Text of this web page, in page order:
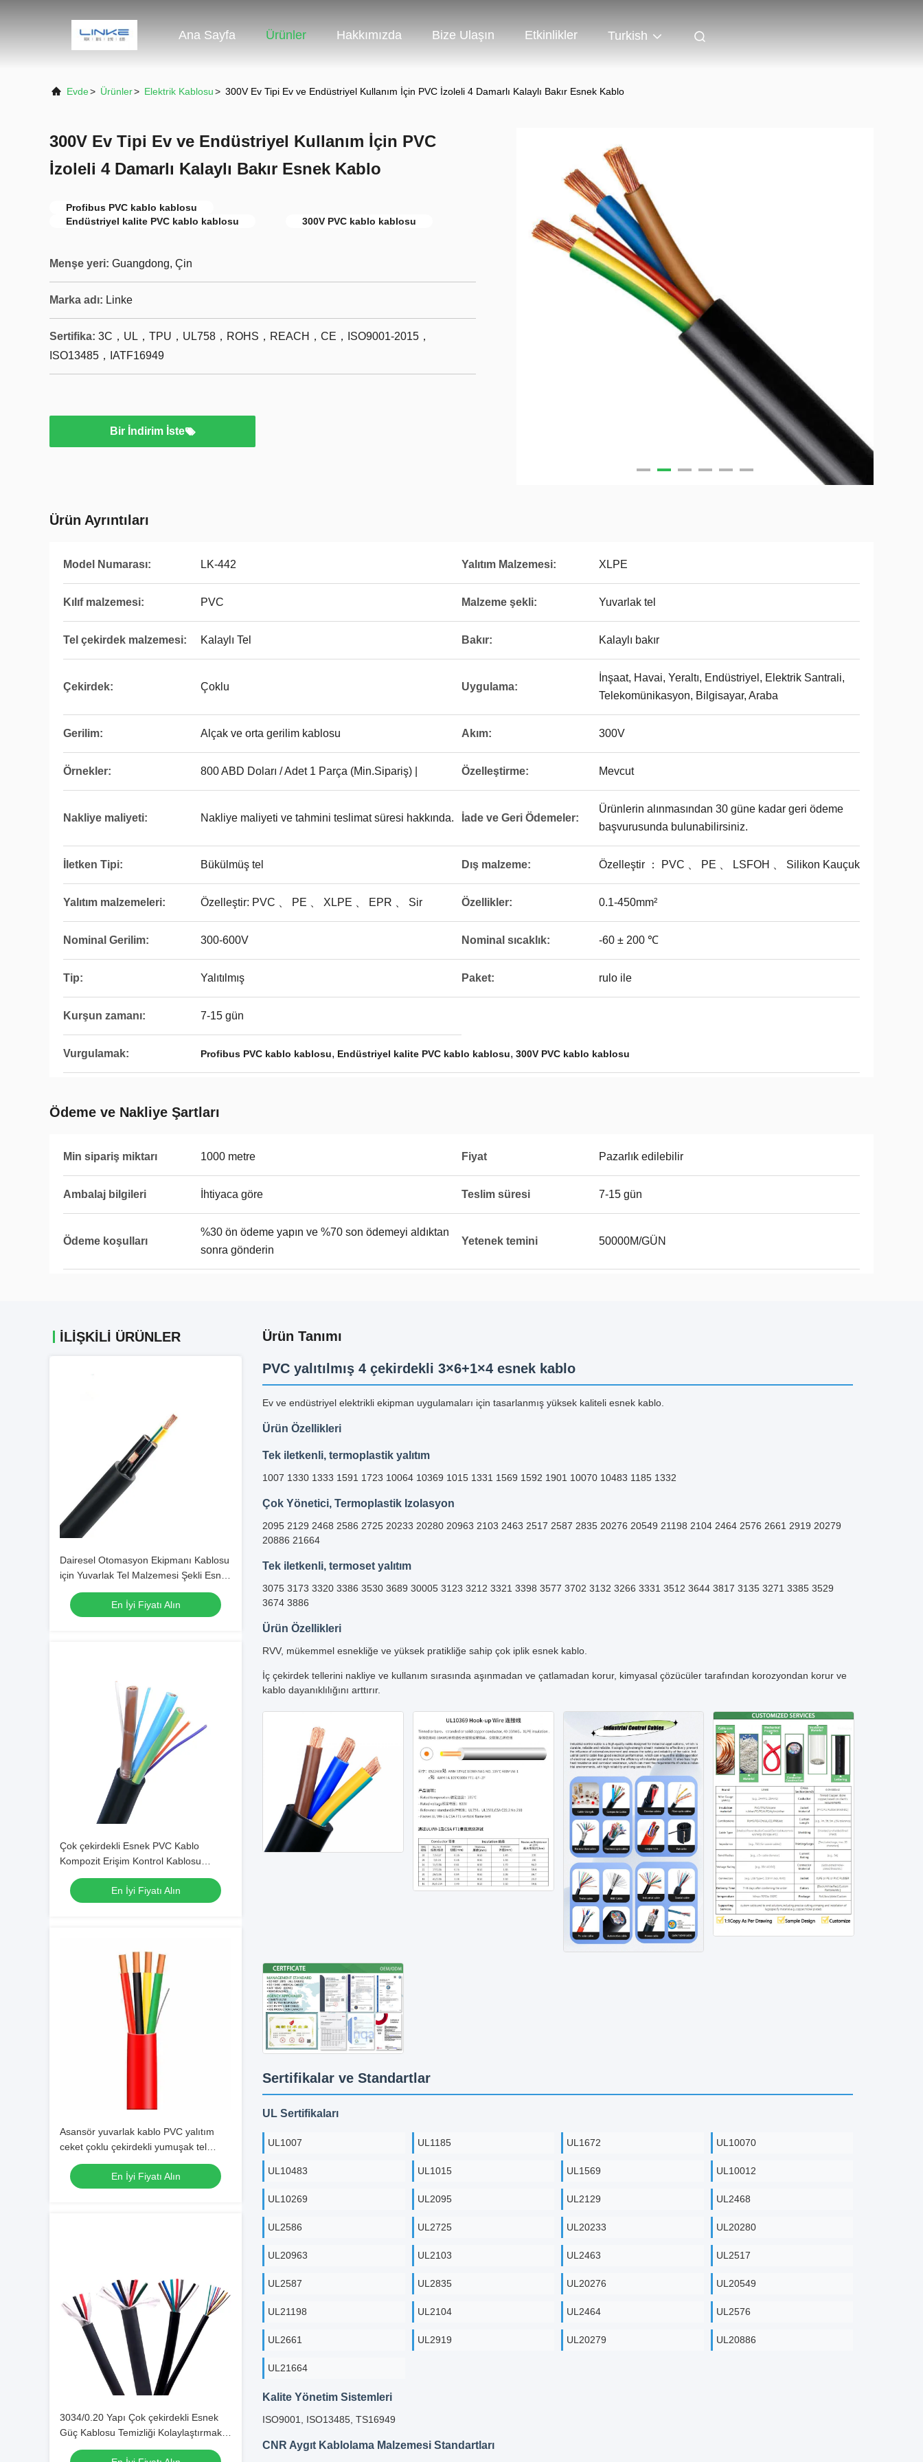
Ana Sayfa Ürünler Hakkımızda Bize Ulaşın Etkinlikler Turkish
Evde> Ürünler> Elektrik Kablosu> 300V Ev Tipi Ev ve Endüstriyel Kullanım İçin PVC İzoleli 4 Damarlı Kalaylı Bakır Esnek Kablo
300V Ev Tipi Ev ve Endüstriyel Kullanım İçin PVC
İzoleli 4 Damarlı Kalaylı Bakır Esnek Kablo
Profibus PVC kablo kablosu
Endüstriyel kalite PVC kablo kablosu
300V PVC kablo kablosu
Menşe yeri: Guangdong, Çin
Marka adı: Linke
Sertifika: 3C，UL，TPU，UL758，ROHS，REACH，CE，ISO9001-2015，
ISO13485，IATF16949
Bir İndirim İste
Ürün Ayrıntıları
Model Numarası: LK-442 Yalıtım Malzemesi: XLPE
Kılıf malzemesi: PVC Malzeme şekli: Yuvarlak tel
Tel çekirdek malzemesi: Kalaylı Tel Bakır: Kalaylı bakır
Çekirdek: Çoklu Uygulama:
İnşaat, Havai, Yeraltı, Endüstriyel, Elektrik Santrali,
Telekomünikasyon, Bilgisayar, Araba
Gerilim: Alçak ve orta gerilim kablosu Akım: 300V
Örnekler: 800 ABD Doları / Adet 1 Parça (Min.Sipariş) | Özelleştirme: Mevcut
Nakliye maliyeti: Nakliye maliyeti ve tahmini teslimat süresi hakkında. İade ve Geri Ödemeler:
Ürünlerin alınmasından 30 güne kadar geri ödeme
başvurusunda bulunabilirsiniz.
İletken Tipi: Bükülmüş tel Dış malzeme: Özelleştir ： PVC 、 PE 、 LSFOH 、 Silikon Kauçuk
Yalıtım malzemeleri: Özelleştir: PVC 、 PE 、 XLPE 、 EPR 、 Sir Özellikler: 0.1-450mm²
Nominal Gerilim: 300-600V Nominal sıcaklık: -60 ± 200 ℃
Tip: Yalıtılmış Paket: rulo ile
Kurşun zamanı: 7-15 gün
Vurgulamak: Profibus PVC kablo kablosu, Endüstriyel kalite PVC kablo kablosu, 300V PVC kablo kablosu
Ödeme ve Nakliye Şartları
Min sipariş miktarı 1000 metre Fiyat Pazarlık edilebilir
Ambalaj bilgileri İhtiyaca göre Teslim süresi 7-15 gün
Ödeme koşulları
%30 ön ödeme yapın ve %70 son ödemeyi aldıktan
sonra gönderin
Yetenek temini 50000M/GÜN
İLIŞKILI ÜRÜNLER
Dairesel Otomasyon Ekipmanı Kablosu
için Yuvarlak Tel Malzemesi Şekli Esnek
Kontrol Kablosu
En İyi Fiyatı Alın
Çok çekirdekli Esnek PVC Kablo
Kompozit Erişim Kontrol Kablosu
Elektrik Kablosu Kablo Yeni Enerji Araç
Kablosu
En İyi Fiyatı Alın
Asansör yuvarlak kablo PVC yalıtım
ceket çoklu çekirdekli yumuşak tel
düşük duman sıfır halogen kablo
En İyi Fiyatı Alın
3034/0.20 Yapı Çok çekirdekli Esnek
Güç Kablosu Temizliği Kolaylaştırmak
İçin Elektrik Kablosu
Ürün Tanımı
PVC yalıtılmış 4 çekirdekli 3×6+1×4 esnek kablo
Ev ve endüstriyel elektrikli ekipman uygulamaları için tasarlanmış yüksek kaliteli esnek kablo.
Ürün Özellikleri
Tek iletkenli, termoplastik yalıtım
1007 1330 1333 1591 1723 10064 10369 1015 1331 1569 1592 1901 10070 10483 1185 1332
Çok Yönetici, Termoplastik Izolasyon
2095 2129 2468 2586 2725 20233 20280 20963 2103 2463 2517 2587 2835 20276 20549 21198 2104 2464 2576 2661 2919 20279
20886 21664
Tek iletkenli, termoset yalıtım
3075 3173 3320 3386 3530 3689 30005 3123 3212 3321 3398 3577 3702 3132 3266 3331 3512 3644 3817 3135 3271 3385 3529
3674 3886
Ürün Özellikleri
RVV, mükemmel esnekliğe ve yüksek pratikliğe sahip çok iplik esnek kablo.
İç çekirdek tellerini nakliye ve kullanım sırasında aşınmadan ve çatlamadan korur, kimyasal çözücüler tarafından korozyondan korur ve
kablo dayanıklılığını arttırır.
Sertifikalar ve Standartlar
UL Sertifikaları
UL1007 UL1185 UL1672 UL10070
UL10483 UL1015 UL1569 UL10012
UL10269 UL2095 UL2129 UL2468
UL2586 UL2725 UL20233 UL20280
UL20963 UL2103 UL2463 UL2517
UL2587 UL2835 UL20276 UL20549
UL21198 UL2104 UL2464 UL2576
UL2661 UL2919 UL20279 UL20886
UL21664
Kalite Yönetim Sistemleri
ISO9001, ISO13485, TS16949
CNR Aygıt Kablolama Malzemesi Standartları